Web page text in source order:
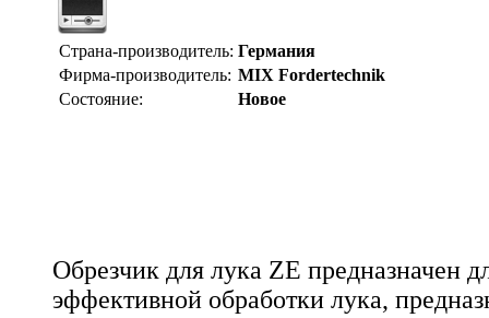
Страна-производитель: Германия
Фирма-производитель: MIX Fordertechnik
Состояние:
Новое
Обрезчик для лука ZE предназначен
эффективной обработки лука,